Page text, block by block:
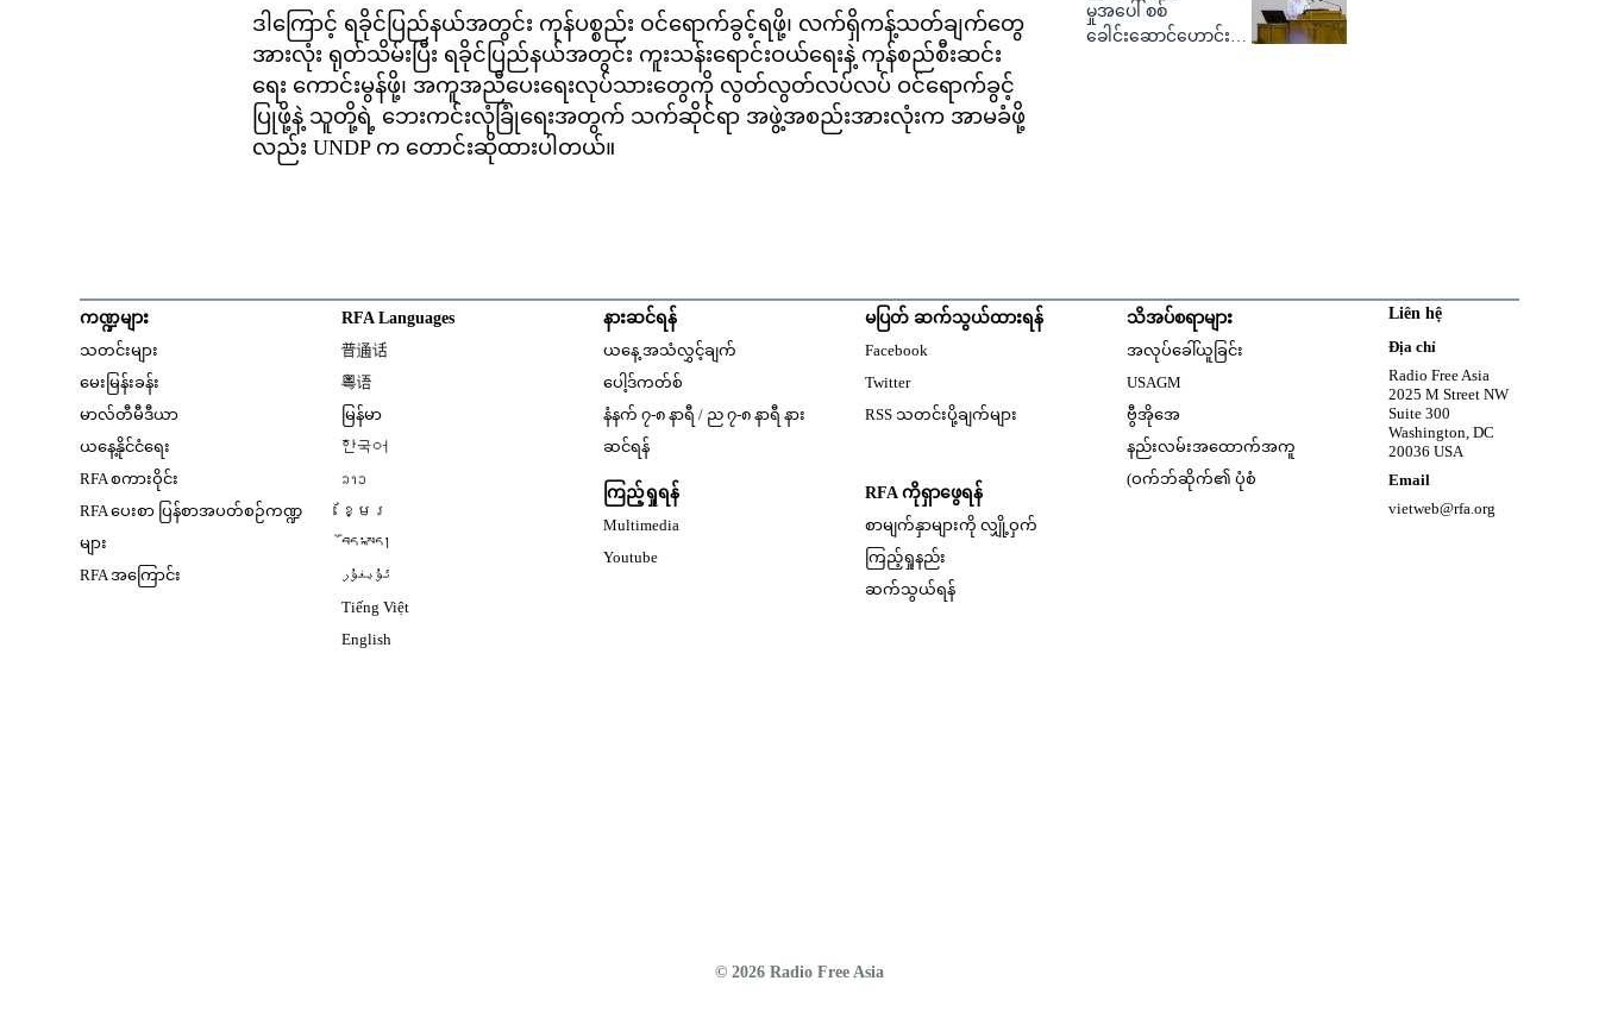
ဒါကြောင့် ရခိုင်ပြည်နယ်အတွင်း ကုန်ပစ္စည်း ဝင်ရောက်ခွင့်ရဖို့၊ လက်ရှိကန့်သတ်ချက်တွေ
အားလုံး ရုတ်သိမ်းပြီး ရခိုင်ပြည်နယ်အတွင်း ကူးသန်းရောင်းဝယ်ရေးနဲ့ ကုန်စည်စီးဆင်း
ရေး ကောင်းမွန်ဖို့၊ အကူအညီပေးရေးလုပ်သားတွေကို လွတ်လွတ်လပ်လပ် ဝင်ရောက်ခွင့်
ပြုဖို့နဲ့ သူတို့ရဲ့ ဘေးကင်းလုံခြုံရေးအတွက် သက်ဆိုင်ရာ အဖွဲ့အစည်းအားလုံးက အာမခံဖို့
လည်း UNDP က တောင်းဆိုထားပါတယ်။
မှုအပေါ် စစ်
ခေါင်းဆောင်ဟောင်း
ကဏ္ဍများ
သတင်းများ
မေးမြန်းခန်း
မာလ်တီမီဒီယာ
ယနေ့နိုင်ငံရေး
RFA စကားဝိုင်း
RFA ပေးစာ ပြန်စာအပတ်စဉ်ကဏ္ဍ
များ
RFA အကြောင်း
RFA Languages
普通话
粤语
မြန်မာ
한국어
ລາວ
ខ្មែរ
བོད་སྐད།
ئۇيغۇر
Tiếng Việt
English
နားဆင်ရန်
ယနေ့ အသံလွှင့်ချက်
ပေါ့ဒ်ကတ်စ်
နံနက် ၇-၈ နာရီ / ည ၇-၈ နာရီ နား
ဆင်ရန်
ကြည့်ရှုရန်
Multimedia
Youtube
မပြတ် ဆက်သွယ်ထားရန်
Facebook
Twitter
RSS သတင်းပို့ချက်များ
RFA ကိုရှာဖွေရန်
စာမျက်နှာများကို လျှို့ဝှက်
ကြည့်ရှုနည်း
ဆက်သွယ်ရန်
သိအပ်စရာများ
အလုပ်ခေါ်ယူခြင်း
USAGM
ဗွီအိုအေ
နည်းလမ်းအထောက်အကူ
(ဝက်ဘ်ဆိုက်၏ ပုံစံ
Liên hệ
Địa chỉ
Radio Free Asia
2025 M Street NW
Suite 300
Washington, DC
20036 USA
Email
vietweb@rfa.org
© 2026 Radio Free Asia